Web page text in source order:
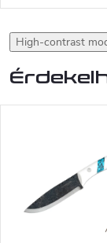
High-contrast